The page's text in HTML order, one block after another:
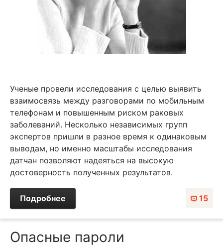
Ученые провели исследования с целью выявить
взаимосвязь между разговорами по мобильным
телефонам и повышенным риском раковых
заболеваний. Несколько независимых групп
экспертов пришли в разное время к одинаковым
выводам, но именно масштабы исследования
датчан позволяют надеяться на высокую
достоверность полученных результатов.
15
Подробнее
Опасные пароли